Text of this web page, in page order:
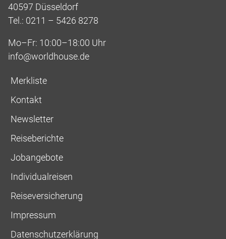
40597 Düsseldorf
Tel.: 0211 – 5426 8278
Mo–Fr: 10:00–18:00 Uhr
info@worldhouse.de
Merkliste
Kontakt
Newsletter
Reiseberichte
Jobangebote
Individualreisen
Reiseversicherung
Impressum
Datenschutzerklärung